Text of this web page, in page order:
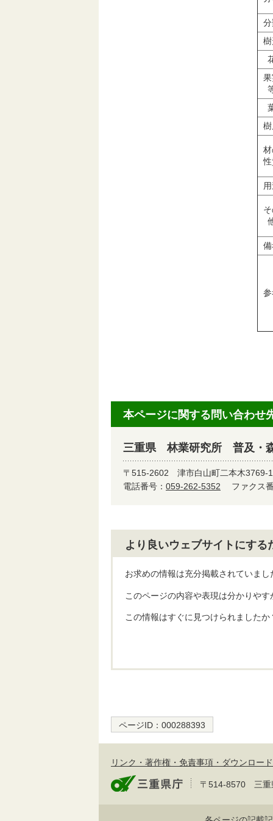
本ページに関する問い合わせ
三重県 林業研究所 普及・
〒515-2602 津市白山町二本木3769-1
電話番号： 059-262-5352 ファクス
より良いウェブサイトにす
お求めの情報は充分掲載されていまし
このページの内容や表現は分かりや
この情報はすぐに見つけられましたか
ページID： 000288393
リンク・著作権・免責事項・ダウンロード
〒514-8570 三重